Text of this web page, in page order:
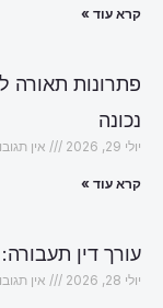
קרא עוד »
פתרונות תאורה
נכונה
יולי 29, 2026 אין
קרא עוד »
עורך דין
יולי 28, 2026 אין